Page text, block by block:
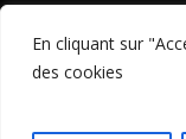
En cliquant sur
des cookies
Politique de